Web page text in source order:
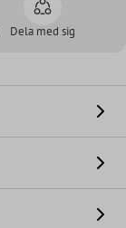
Dela med sig